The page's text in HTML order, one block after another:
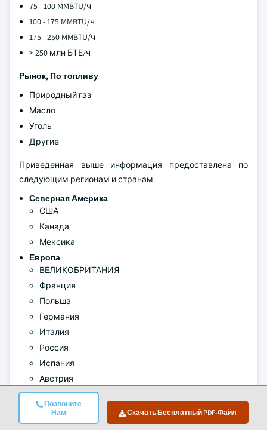
Позвоните
Нам
Скачать Бесплатный PDF-Файл
75 - 100 MMBTU/ч
100 - 175 MMBTU/ч
175 - 250 MMBTU/ч
> 250 млн БТЕ/ч
Рынок, По топливу
Природный газ
Масло
Уголь
Другие
Приведенная выше информация предоставлена по
следующим регионам и странам:
Северная Америка
США
Канада
Мексика
Европа
ВЕЛИКОБРИТАНИЯ
Франция
Польша
Германия
Италия
Россия
Испания
Австрия
Швеция
Азиатско-Тихоокеанский регион
Китай